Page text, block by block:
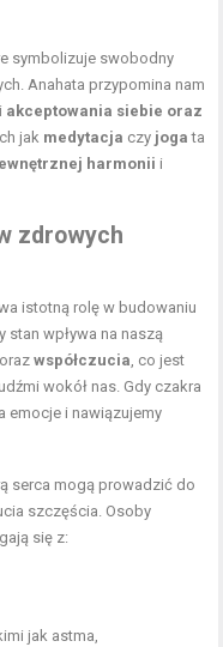
symbolizuje swobodny
Anahata przypomina nam
akceptowania siebie oraz
jak medytacja czy joga ta
harmonii i
zdrowych
istotną rolę w budowaniu
stan wpływa na naszą
orazwspółczucia, co jest
wokół nas. Gdy czakra
emocje i nawiązujemy
serca mogą prowadzić do
szczęścia. Osoby
się z:
jak astma,